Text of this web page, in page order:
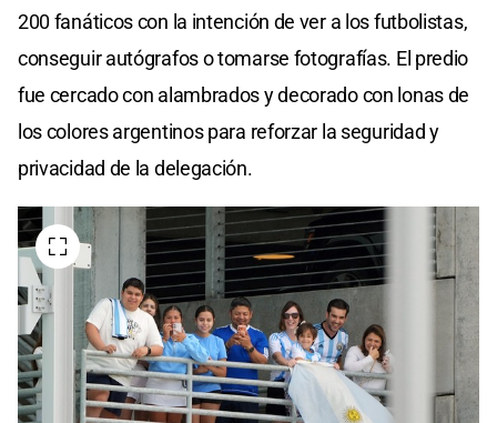
200 fanáticos con la intención de ver a los futbolistas,
conseguir autógrafos o tomarse fotografías. El predio
fue cercado con alambrados y decorado con lonas de
los colores argentinos para reforzar la seguridad y
privacidad de la delegación.